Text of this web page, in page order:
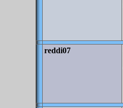
reddi07